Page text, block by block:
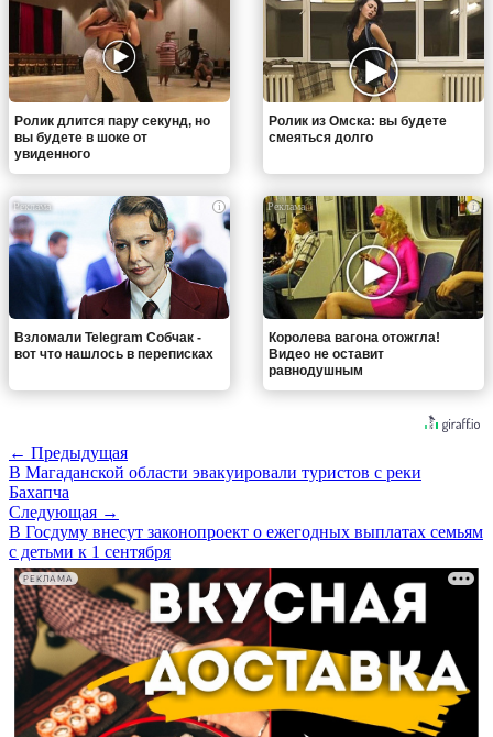
Ролик длится пару секунд, но
вы будете в шоке от
увиденного
Ролик из Омска: вы будете
смеяться долго
i
Взломали Telegram Собчак -
вот что нашлось в переписках
i
Королева вагона отожгла!
Видео не оставит
равнодушным
← Предыдущая
В Магаданской области эвакуировали туристов с реки
Бахапча
Следующая →
В Госдуму внесут законопроект о ежегодных выплатах семьям
с детьми к 1 сентября
РЕКЛАМА